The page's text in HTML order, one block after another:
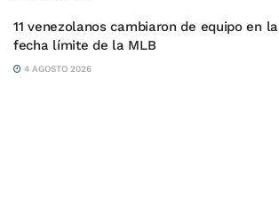
11 venezolanos cambiaron de equipo en la
fecha límite de la MLB
4 AGOSTO 2026